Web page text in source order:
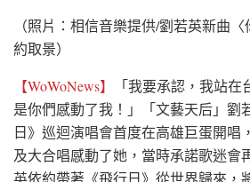
（照片：相信音樂提供/劉若英新曲
約取景）
【WoWoNews】
「我要承認，我站
是你們感動了我！」「文藝天后」劉
日》巡迴演唱會首度在高雄巨蛋開唱
及大合唱感動了她，當時承諾歌迷會
英依約帶著《飛行日》從世界歸來，